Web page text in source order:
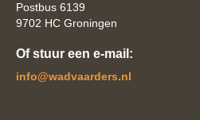
Postbus 6139
9702 HC Groningen
Of stuur een e-mail:
ofni@wadvaarders.nl